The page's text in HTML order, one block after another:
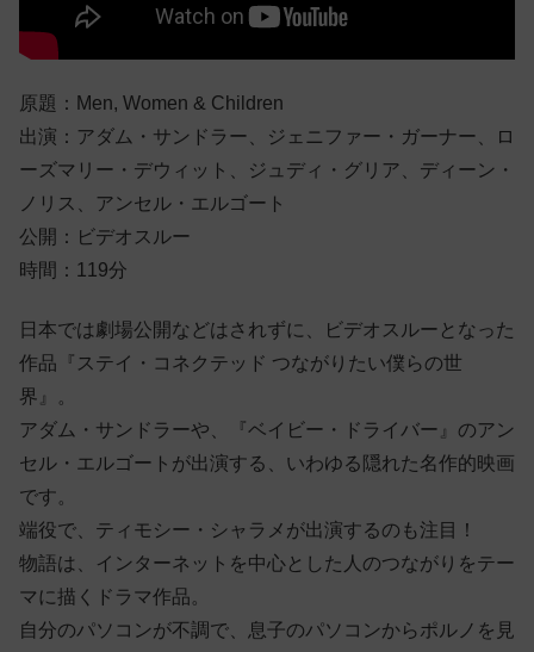
原題：Men, Women & Children
出演：アダム・サンドラー、ジェニファー・ガーナー、ロ
ーズマリー・デウィット、ジュディ・グリア、ディーン・
ノリス、アンセル・エルゴート
公開：ビデオスルー
時間：119分
日本では劇場公開などはされずに、ビデオスルーとなった
作品『ステイ・コネクテッド つながりたい僕らの世
界』。
アダム・サンドラーや、『ベイビー・ドライバー』のアン
セル・エルゴートが出演する、いわゆる隠れた名作的映画
です。
端役で、ティモシー・シャラメが出演するのも注目！
物語は、インターネットを中心とした人のつながりをテー
マに描くドラマ作品。
自分のパソコンが不調で、息子のパソコンからポルノを見